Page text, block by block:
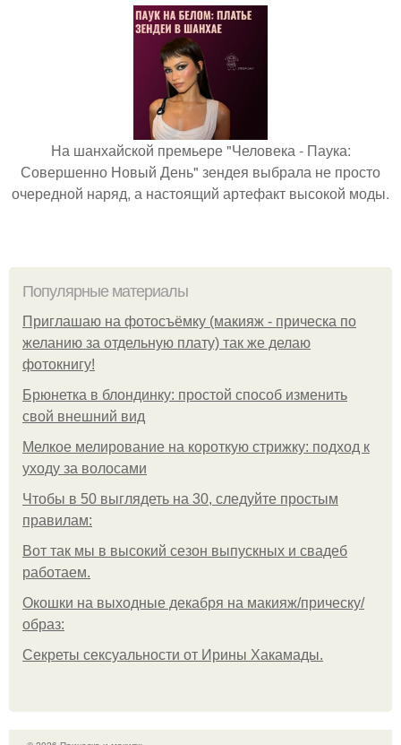
На шанхайской премьере "Человека - Паука:
Совершенно Новый День" зендея выбрала не просто
очередной наряд, а настоящий артефакт высокой моды.
Популярные материалы
Приглашаю на фотосъёмку (макияж - прическа по
желанию за отдельную плату) так же делаю
фотокнигу!
Брюнетка в блондинку: простой способ изменить
свой внешний вид
Мелкое мелирование на короткую стрижку: подход к
уходу за волосами
Чтобы в 50 выглядеть на 30, следуйте простым
правилам:
Вот так мы в высокий сезон выпускных и свадеб
работаем.
Окошки на выходные декабря на макияж/прическу/
образ:
Секреты сексуальности от Ирины Хакамады.